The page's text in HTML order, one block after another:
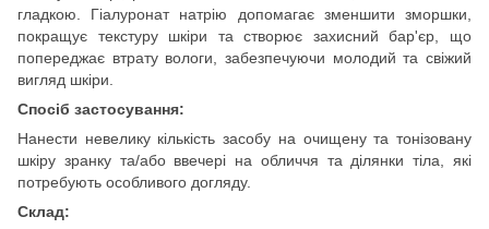
гладкою. Гіалуронат натрію допомагає зменшити зморшки,
покращує текстуру шкіри та створює захисний бар'єр, що
попереджає втрату вологи, забезпечуючи молодий та свіжий
вигляд шкіри.
Спосіб застосування:
Нанести невелику кількість засобу на очищену та тонізовану
шкіру зранку та/або ввечері на обличчя та ділянки тіла, які
потребують особливого догляду.
Склад: